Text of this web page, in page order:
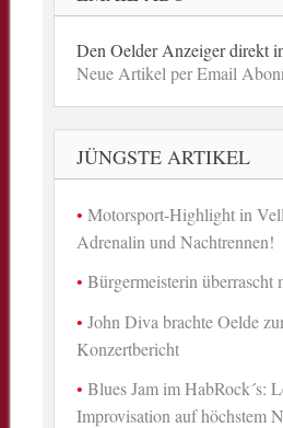
Den Oelder Anzeiger direkt
Neue Artikel per Email
JÜNGSTE ARTIKEL
Motorsport-Highlight in
Adrenalin und Nachtrennen!
Bürgermeisterin überrascht
John Diva brachte Oelde
Konzertbericht
Blues Jam im HabRock´s:
Improvisation auf höchstem